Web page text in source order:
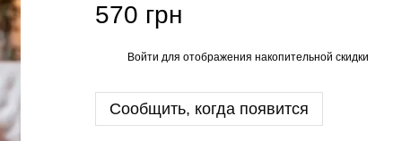
570 грн
Войти для отображения накопительной скидки
Сообщить, когда появится